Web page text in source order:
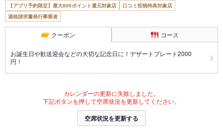
【アプリ予約限定】最大800ポイント還元対象店
口コミ投稿特典対象店
適格請求書発行事業者
クーポン コース
お誕生日や歓送迎会などの大切な記念日に！デザートプレート2000
円！
カレンダーの更新に失敗しました。
下記ボタンを押して空席状況を更新してください。
空席状況を更新する